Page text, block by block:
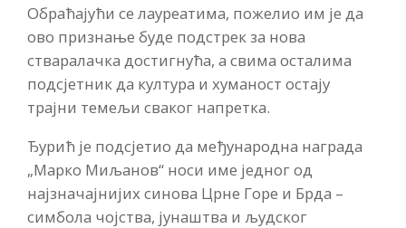
Обраћајући се лауреатима, пожелио им је да
ово признање буде подстрек за нова
стваралачка достигнућа, а свима осталима
подсјетник да култура и хуманост остају
трајни темељи сваког напретка.
Ђурић је подсјетио да међународна награда
„Марко Миљанов“ носи име једног од
најзначајнијих синова Црне Горе и Брда –
симбола чојства, јунаштва и људског